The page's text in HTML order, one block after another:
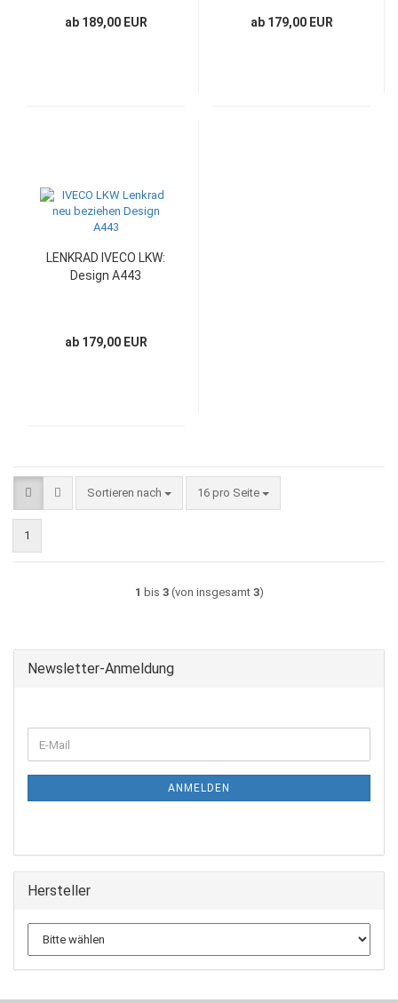
ab 189,00 EUR ab 179,00 EUR
LENKRAD IVECO LKW:
Design A443
ab 179,00 EUR
Sortieren nach
Sortieren nach 16 pro Seite
pro Seite
1
1 bis 3(von insgesamt 3)
Newsletter-Anmeldung
ZUR
E-
Mail
ANMELDEN
Hersteller